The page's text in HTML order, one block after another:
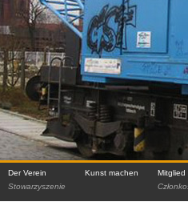
Der Verein
Stowarzyszenie
Kunst machen
Mitglied